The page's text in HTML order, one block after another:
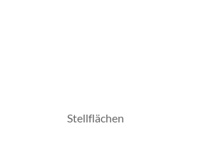
Stellflächen